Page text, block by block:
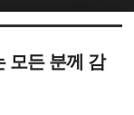
모든 분께 감
5